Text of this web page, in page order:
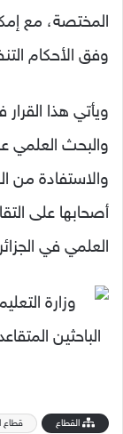
المختصة، مع
وفق الأحكام
ويأتي هذا
والبحث العلمي
والاستفادة من
أصحابها على
العلمي في
القطاع
قطاع